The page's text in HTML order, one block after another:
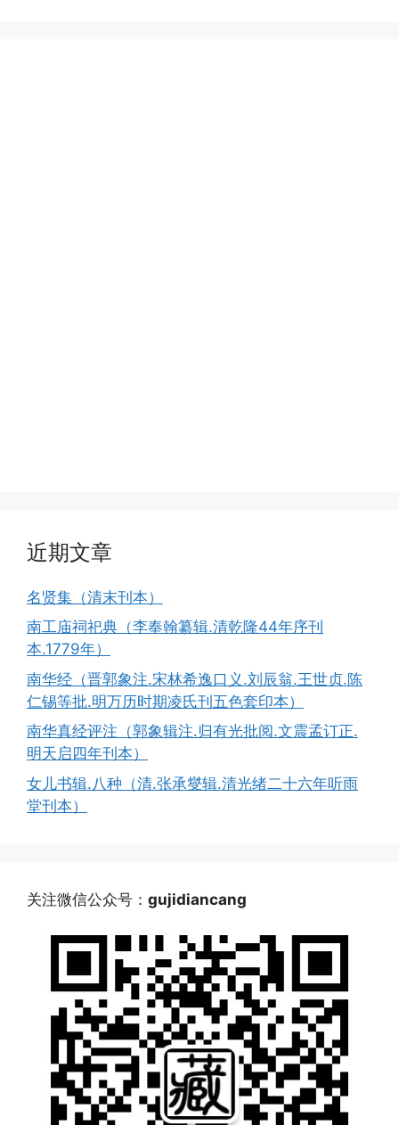
近期文章
名贤集（清末刊本）
南工庙祠祀典（李奉翰纂辑.清乾隆44年序刊
本.1779年）
南华经（晋郭象注.宋林希逸口义.刘辰翁.王世贞.陈
仁锡等批.明万历时期凌氏刊五色套印本）
南华真经评注（郭象辑注.归有光批阅.文震孟订正.
明天启四年刊本）
女儿书辑.八种（清.张承燮辑.清光绪二十六年听雨
堂刊本）
关注微信公众号： gujidiancang